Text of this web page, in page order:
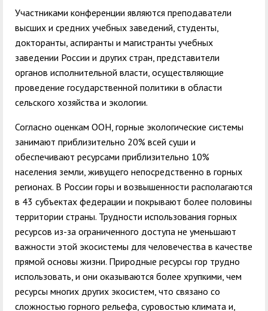
Участниками конференции являются преподаватели
высших и средних учебных заведений, студенты,
докторанты, аспиранты и магистранты учебных
заведении России и других стран, представители
органов исполнительной власти, осуществляющие
проведение государственной политики в области
сельского хозяйства и экологии.
Согласно оценкам ООН, горные экологические системы
занимают приблизительно 20% всей суши и
обеспечивают ресурсами приблизительно 10%
населения земли, живущего непосредственно в горных
регионах. В России горы и возвышенности располагаются
в 43 субъектах федерации и покрывают более половины
территории страны. Трудности использования горных
ресурсов из-за ограниченного доступа не уменьшают
важности этой экосистемы для человечества в качестве
прямой основы жизни. Природные ресурсы гор трудно
использовать, и они оказываются более хрупкими, чем
ресурсы многих других экосистем, что связано со
сложностью горного рельефа, суровостью климата и,